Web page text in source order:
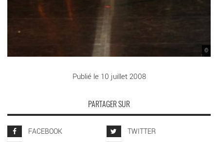
©
Publié le 10 juillet 2008
PARTAGER SUR
FACEBOOK
TWITTER